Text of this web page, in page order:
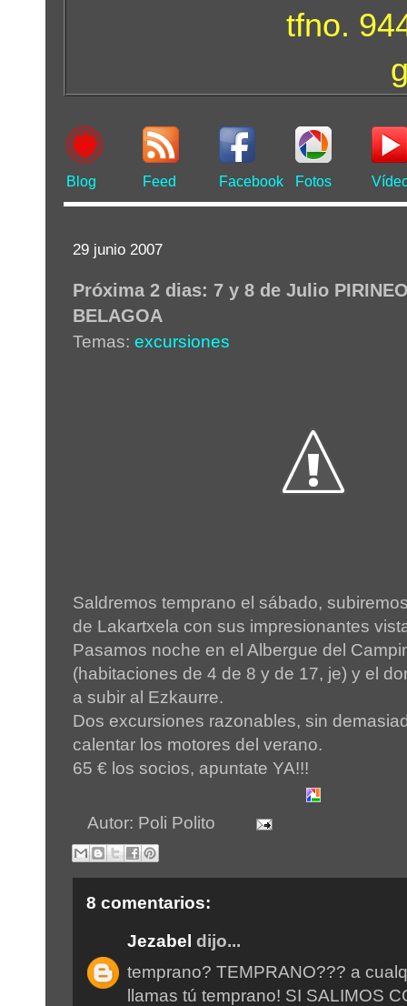
tfno.
Blog Feed Facebook Fotos
29 junio 2007
Próxima 2 dias: 7 y 8 de Julio
BELAGOA
Temas: excursiones
Saldremos temprano el sábado,
de Lakartxela con sus impresionantes
Pasamos noche en el Albergue del
(habitaciones de 4 de 8 y de 17, je) y el
a subir al Ezkaurre.
Dos excursiones razonables, sin
calentar los motores del verano.
65 € los socios, apuntate YA!!!
Autor: Poli Polito
8 comentarios:
Jezabel dijo...
temprano? TEMPRANO??? a
llamas tú temprano! SI SALIMOS